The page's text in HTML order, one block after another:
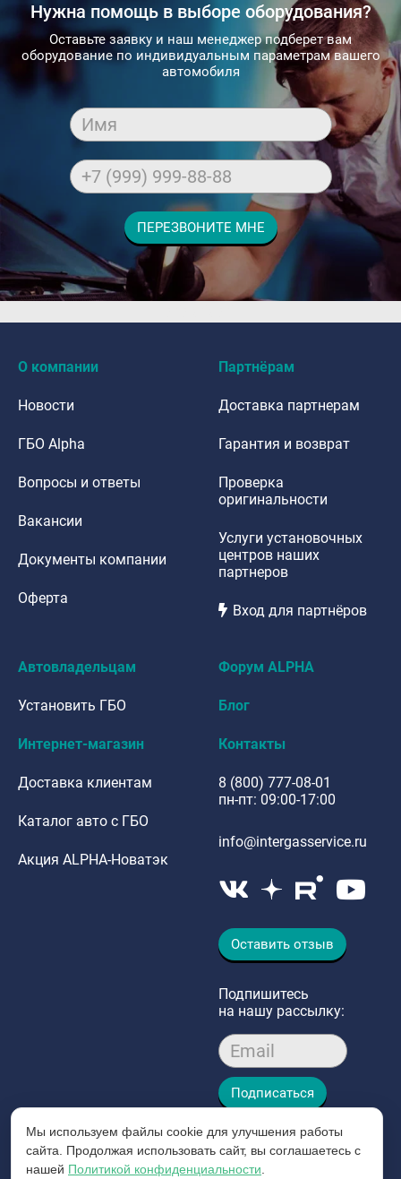
Нужна помощь в выборе оборудования?
Оставьте заявку и наш менеджер подберет вам
оборудование по индивидуальным параметрам вашего
автомобиля
Имя
+7 (999) 999-88-88
ПЕРЕЗВОНИТЕ МНЕ
О компании
Новости
ГБО Alpha
Вопросы и ответы
Вакансии
Документы компании
Оферта
Партнёрам
Доставка партнерам
Гарантия и возврат
Проверка
оригинальности
Услуги установочных
центров наших
партнеров
Вход для партнёров
Автовладельцам
Установить ГБО
Интернет-магазин
Доставка клиентам
Каталог авто с ГБО
Акция ALPHA-Новатэк
Форум ALPHA
Блог
Контакты
8 (800) 777-08-01
пн-пт: 09:00-17:00
info@intergasservice.ru
Оставить отзыв
Подпишитесь
на нашу рассылку:
Email
Подписаться
Мы используем файлы cookie для улучшения работы
сайта. Продолжая использовать сайт, вы соглашаетесь с
нашей Политикой конфиденциальности